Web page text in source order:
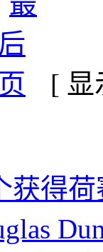
[
获得